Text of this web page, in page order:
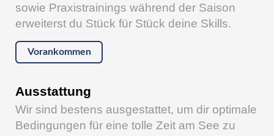
sowie Praxistrainings während der Saison
erweiterst du Stück für Stück deine Skills.
Vorankommen
Ausstattung
Wir sind bestens ausgestattet, um dir optimale
Bedingungen für eine tolle Zeit am See zu